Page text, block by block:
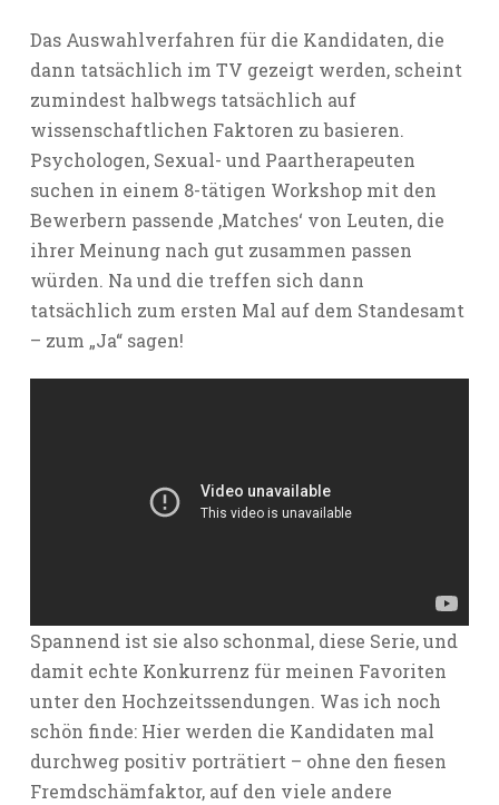
Das Auswahlverfahren für die Kandidaten, die
dann tatsächlich im TV gezeigt werden, scheint
zumindest halbwegs tatsächlich auf
wissenschaftlichen Faktoren zu basieren.
Psychologen, Sexual- und Paartherapeuten
suchen in einem 8-tätigen Workshop mit den
Bewerbern passende ‚Matches‘ von Leuten, die
ihrer Meinung nach gut zusammen passen
würden. Na und die treffen sich dann
tatsächlich zum ersten Mal auf dem Standesamt
– zum „Ja“ sagen!
Spannend ist sie also schonmal, diese Serie, und
damit echte Konkurrenz für meinen Favoriten
unter den Hochzeitssendungen. Was ich noch
schön finde: Hier werden die Kandidaten mal
durchweg positiv porträtiert – ohne den fiesen
Fremdschämfaktor, auf den viele andere